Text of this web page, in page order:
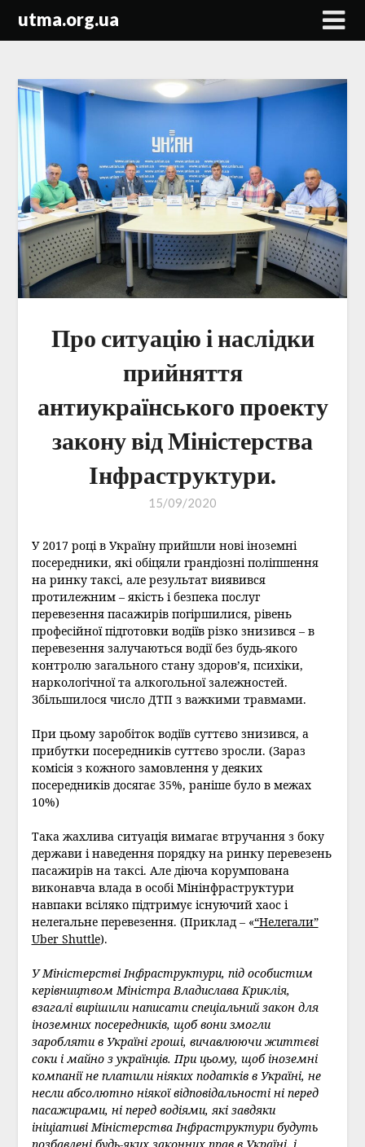
utma.org.ua
Про ситуацію і наслідки
прийняття
антиукраїнського проекту
закону від Міністерства
Інфраструктури.
15/09/2020
У 2017 році в Україну прийшли нові іноземні
посередники, які обіцяли грандіозні поліпшення
на ринку таксі, але результат виявився
протилежним – якість і безпека послуг
перевезення пасажирів погіршилися, рівень
професійної підготовки водіїв різко знизився – в
перевезення залучаються водії без будь-якого
контролю загального стану здоров’я, психіки,
наркологічної та алкогольної залежностей.
Збільшилося число ДТП з важкими травмами.
При цьому заробіток водіїв суттєво знизився, а
прибутки посередників суттєво зросли. (Зараз
комісія з кожного замовлення у деяких
посередників досягає 35%, раніше було в межах
10%)
Така жахлива ситуація вимагає втручання з боку
держави і наведення порядку на ринку перевезень
пасажирів на таксі. Але діюча корумпована
виконавча влада в особі Мінінфраструктури
навпаки всіляко підтримує існуючий хаос і
нелегальне перевезення. (Приклад – «“Нелегали”
Uber Shuttle).
У Міністерстві Інфраструктури, під особистим
керівництвом Міністра Владислава Криклія,
взагалі вирішили написати спеціальний закон для
іноземних посередників, щоб вони змогли
заробляти в Україні гроші, вичавлюючи життєві
соки і майно з українців. При цьому, щоб іноземні
компанії не платили ніяких податків в Україні, не
несли абсолютно ніякої відповідальності ні перед
пасажирами, ні перед водіями, які завдяки
ініціативі Міністерства Інфраструктури будуть